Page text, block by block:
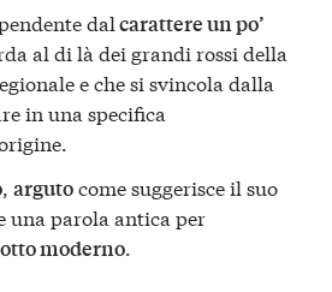
dalcarattere un po’
al di là dei grandi rossi della
e che si svincola dalla
in una specifica
,argutocome suggerisce il suo
una parola antica per
moderno.